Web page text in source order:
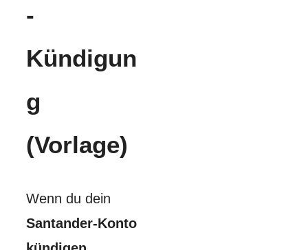
-
Kündigun
g
(Vorlage)
Wenn du dein
Santander-Konto